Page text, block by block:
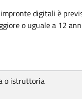
digitali è
o uguale a 12
o istruttoria